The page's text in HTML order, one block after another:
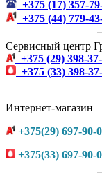
+375 (17) 357-
+375 (44) 779-
Сервисный центр
+375 (29) 398-
+375 (33) 398-
Интернет-магазин
+375(29) 697-90-
+375(33) 697-90-